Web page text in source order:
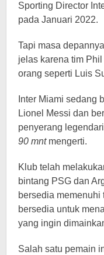
Sporting Director
pada Januari 2022.
Tapi masa
jelas karena tim
orang seperti Luis
Inter Miami sedang
Lionel Messi dan
penyerang
90 mnt mengerti.
Klub telah
bintang PSG dan
bersedia memenuhi
bersedia untuk
yang ingin
Salah satu pemain